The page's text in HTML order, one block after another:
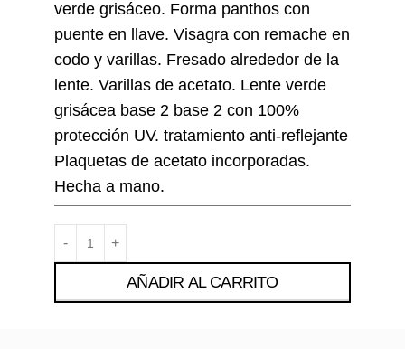
verde grisáceo. Forma panthos con
puente en llave. Visagra con remache en
codo y varillas. Fresado alrededor de la
lente. Varillas de acetato. Lente verde
grisácea base 2 base 2 con 100%
protección UV. tratamiento anti-reflejante
Plaquetas de acetato incorporadas.
Hecha a mano.
AÑADIR AL CARRITO